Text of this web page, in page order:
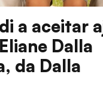
a aceitar
Dalla
da Dalla